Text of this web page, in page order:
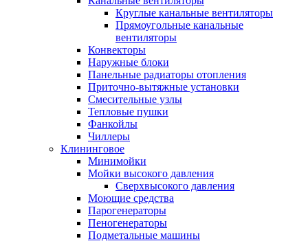
Круглые канальные вентиляторы
Прямоугольные канальные
вентиляторы
Конвекторы
Наружные блоки
Панельные радиаторы отопления
Приточно-вытяжные установки
Смесительные узлы
Тепловые пушки
Фанкойлы
Чиллеры
Клининговое
Минимойки
Мойки высокого давления
Сверхвысокого давления
Моющие средства
Парогенераторы
Пеногенераторы
Подметальные машины